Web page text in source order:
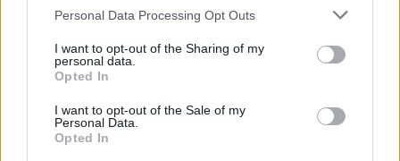
Personal Data Processing Opt Outs
I want to opt-out of the Sharing of my
personal data.
Opted In
I want to opt-out of the Sale of my
Personal Data.
Opted In
Non solo.
per tutta la giornata
Panasonic annuncia il lancio di tre nuovi prodotti audio accomunati
da radio DAB+, design ergonomico e acustica eccellente:, il sistema
stereo di fascia alta DM502, la radio a water resistent D30BT e la